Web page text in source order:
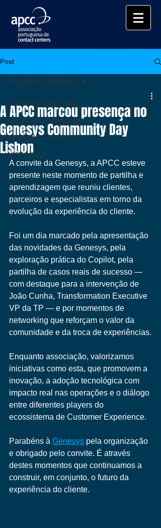
Post
TODAS AS NOTÍCIAS
NOTÍCIAS ASSOCIADOS
NOTÍCIAS EVENTOS
HISTÓRICO
TODAS AS NOTÍCIAS
A APCC marcou presença no
Genesys Community Day
Lisbon
A convite da Genesys, a APCC esteve
presente neste momento de partilha e
aprendizagem que reuniu clientes,
parceiros e especialistas em torno da
evolução da experiência do cliente.
Foi um dia marcado pela apresentação
das novidades da Genesys, pela
exploração prática do Copilot, pela
partilha de casos reais de sucesso —
com destaque para a intervenção de
João Cunha, Transformation Executive
VP da TP — e por momentos de
networking que reforçam o valor da
comunidade e da troca de experiências.
Enquanto associação, valorizamos
iniciativas como esta, que promovem a
inovação, a adoção tecnológica com
impacto real nas operações e o diálogo
entre diferentes players do
ecossistema de Customer Experience.
Parabéns à Genesys pela organização
e obrigado pelo convite. É através
destes momentos que continuamos a
construir, em conjunto, o futuro da
experiência do cliente.